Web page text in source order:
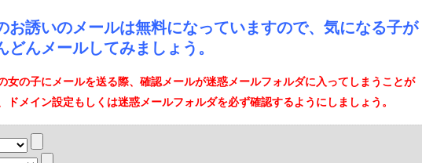
お誘いのメールは無料になっていますので、気になる子が
どんメールしてみましょう。
女の子にメールを送る際、確認メールが迷惑メールフォルダに入ってしまうことが
ドメイン設定もしくは迷惑メールフォルダを必ず確認するようにしましょう。